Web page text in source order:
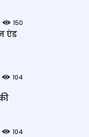
150
एंड
104
104